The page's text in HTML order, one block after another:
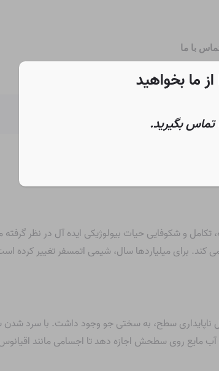
با ما
تکامل و شکوفایی حیات بیولوژیکی ایده آل در نظر
کند. برای میلیاردها سال، شیمی اتمسفر تغییر کرده
سنگ بود. به دلیل ناپایداری سطح، به سختی جو وجود داشت. با سرد
مایع روی سطحش اجازه دهد تا اجسامی مانند
ما بخواهید
تماس بگیرید.